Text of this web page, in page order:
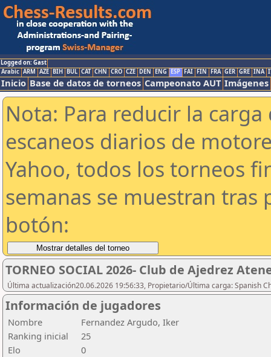
Logged on: Gast
Arabic ARM AZE BIH BUL CAT CHN CRO CZE DEN ENG ESP FAI FIN FRA GER GRE INA
Inicio Base de datos de torneos Campeonato AUT Imágenes
Nota: Para reducir la
escaneos diarios de
Yahoo, todos los torneos
semanas se muestran tras
botón:
TORNEO SOCIAL 2026- Club de Ajedrez
Última actualización20.06.2026 19:56:33, Propietario/Última carga: Spanish
Información de jugadores
Nombre
Fernandez Argudo, Iker
Ranking inicial
25
Elo
0